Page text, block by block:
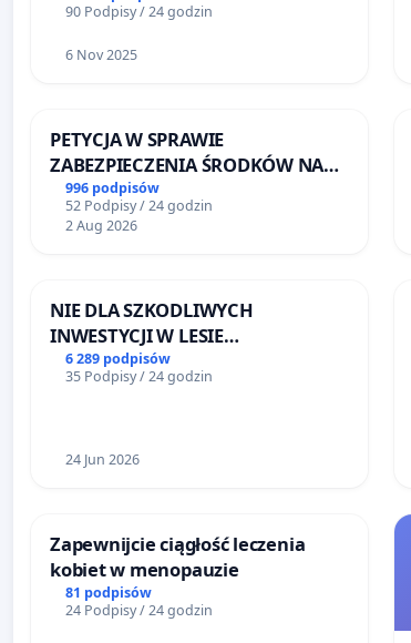
90 Podpisy / 24 godzin
6 Nov 2025
PETYCJA W SPRAWIE
ZABEZPIECZENIA ŚRODKÓW NA
FUNKCJONOWANIE SCHRONISKA
DLA BEZDOMNYCH ZWIERZĄT W
SKARYSZEWIE
996 podpisów
52 Podpisy / 24 godzin
2 Aug 2026
NIE DLA SZKODLIWYCH
INWESTYCJI W LESIE
ŁAGIEWNICKIM I ARTURÓWKU
6 289 podpisów
35 Podpisy / 24 godzin
24 Jun 2026
Zapewnijcie ciągłość leczenia
kobiet w menopauzie
81 podpisów
24 Podpisy / 24 godzin